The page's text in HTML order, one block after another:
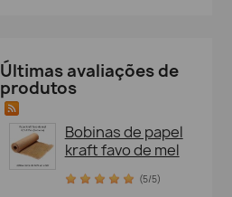
Últimas avaliações de
produtos
Bobinas de papel
kraft favo de mel
(5/5)